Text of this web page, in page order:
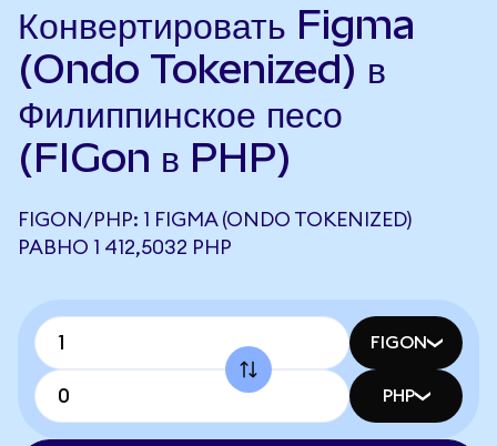
Конвертировать Figma
(Ondo Tokenized) в
Филиппинское песо
(FIGon в PHP)
FIGON/PHP: 1 FIGMA (ONDO TOKENIZED)
РАВНО 1 412,5032 PHP
FIGON
PHP